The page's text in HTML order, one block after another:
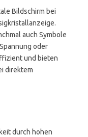
Bildschirm bei
auch Symbole
oder
und bieten
direktem
durch hohen